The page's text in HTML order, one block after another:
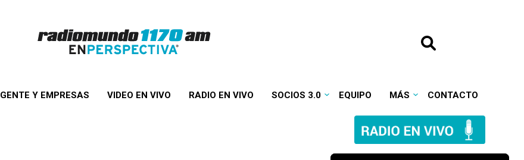
GENTE Y EMPRESAS VIDEO EN VIVO RADIO EN VIVO SOCIOS 3.0 EQUIPO MÁS CONTACTO